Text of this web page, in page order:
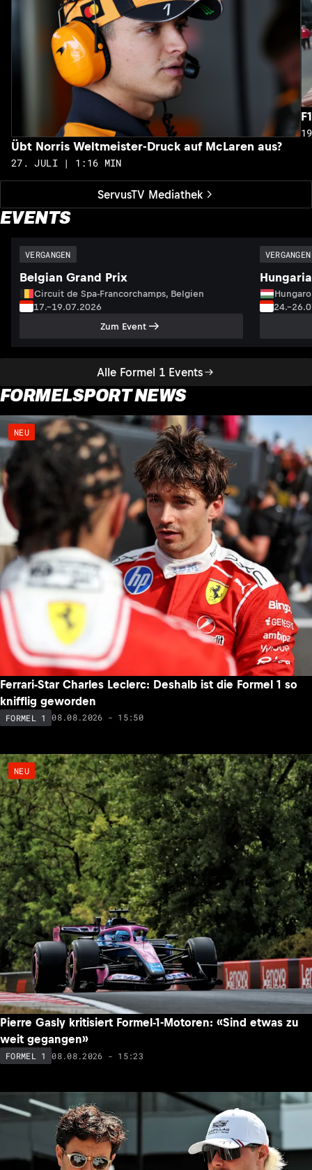
ServusTV Mediathek
Übt Norris Weltmeister-Druck auf McLaren aus?
27. JULI | 1:16 MIN
EVENTS
Alle Formel 1 Events
VERGANGEN
Belgian Grand Prix
Circuit de Spa-Francorchamps, Belgien
17.–19.07.2026
Zum Event
VERGANGEN
FORMELSPORT NEWS
NEU
Ferrari-Star Charles Leclerc: Deshalb ist die Formel 1 so
knifflig geworden
FORMEL 1 08.08.2026 - 15:50
NEU
Pierre Gasly kritisiert Formel-1-Motoren: «Sind etwas zu
weit gegangen»
FORMEL 1 08.08.2026 - 15:23